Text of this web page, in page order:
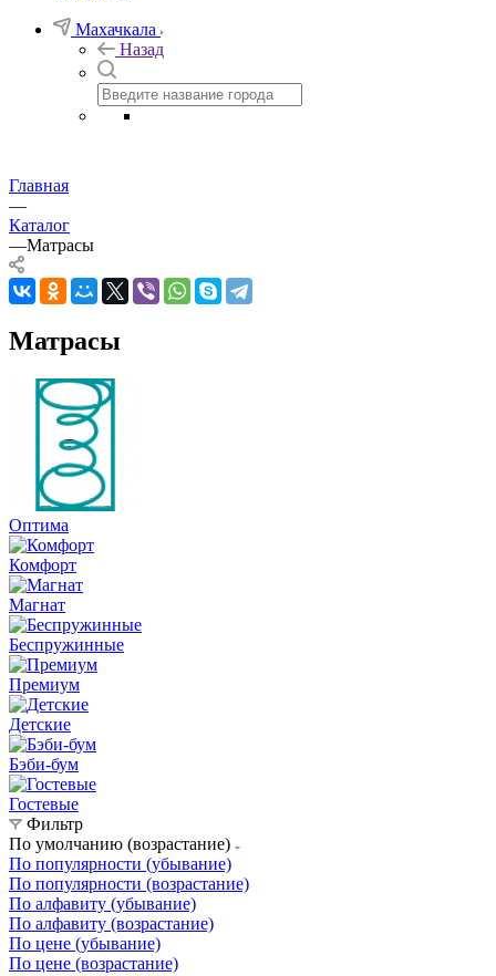
Махачкала
Назад
Главная
—
Каталог
—Матрасы
Матрасы
Оптима
Комфорт
Магнат
Беспружинные
Премиум
Детские
Бэби-бум
Гостевые
Фильтр
По умолчанию (возрастание)
По популярности (убывание)
По популярности (возрастание)
По алфавиту (убывание)
По алфавиту (возрастание)
По цене (убывание)
По цене (возрастание)